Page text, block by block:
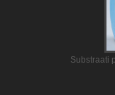
Substraati